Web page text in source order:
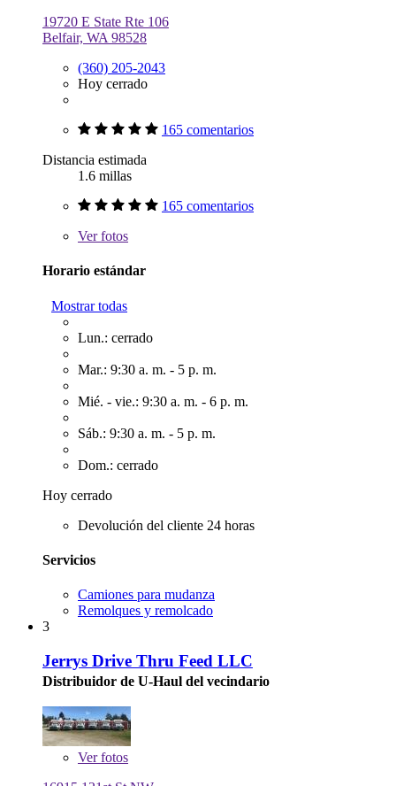
19720 E State Rte 106
Belfair, WA 98528
(360) 205-2043
Hoy cerrado
165 comentarios
Distancia estimada
1.6 millas
165 comentarios
Verfotos
Horario estándar
Mostrar todas
Lun.: cerrado
Mar.: 9:30 a. m. - 5 p. m.
Mié. - vie.: 9:30 a. m. - 6 p. m.
Sáb.: 9:30 a. m. - 5 p. m.
Dom.: cerrado
Hoy cerrado
Devolución del cliente 24 horas
Servicios
Camiones para mudanza
Remolques y remolcado
3
Jerrys Drive Thru Feed LLC
Distribuidor de U-Haul del vecindario
Verfotos